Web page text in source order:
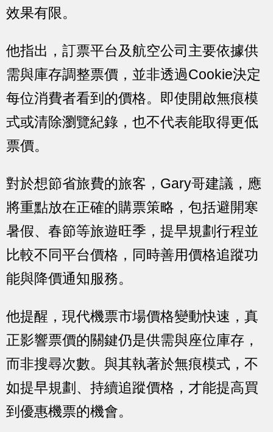
效果有限。
他指出，訂票平台及航空公司主要依據供
需與庫存調整票價，並非透過Cookie決定
每位消費者看到的價格。即使開啟無痕模
式或清除瀏覽紀錄，也不代表能取得更低
票價。
對於想節省旅費的旅客，Gary哥建議，應
將重點放在正確的購票策略，包括避開寒
暑假、春節等旅遊旺季，提早規劃行程並
比較不同平台價格，同時善用價格追蹤功
能與降價通知服務。
他提醒，現代機票市場價格變動快速，真
正影響票價的關鍵仍是供需與座位庫存，
而非搜尋次數。與其執著於無痕模式，不
如提早規劃、持續追蹤價格，才能提高買
到優惠機票的機會。